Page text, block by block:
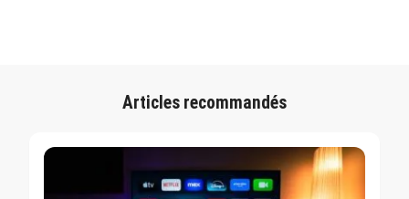
Articles recommandés